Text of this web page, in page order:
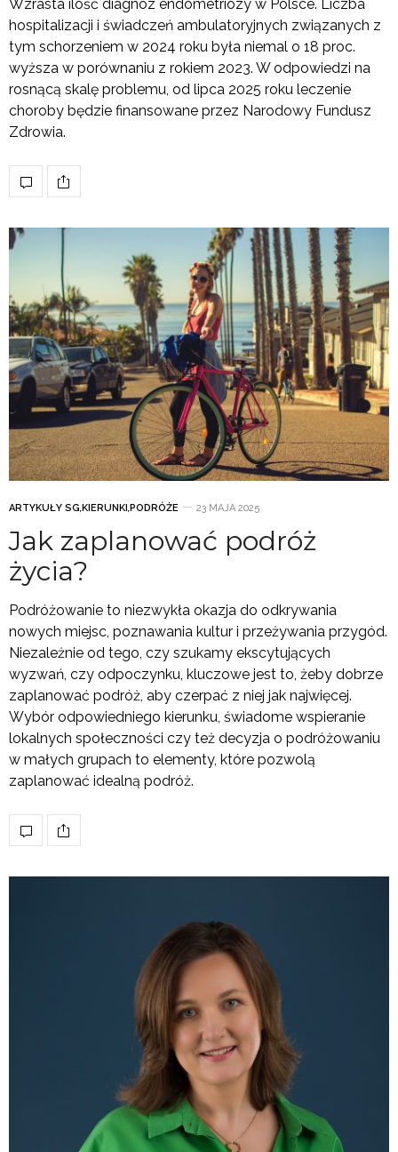
Wzrasta ilość diagnoz endometriozy w Polsce. Liczba
hospitalizacji i świadczeń ambulatoryjnych związanych z
tym schorzeniem w 2024 roku była niemal o 18 proc.
wyższa w porównaniu z rokiem 2023. W odpowiedzi na
rosnącą skalę problemu, od lipca 2025 roku leczenie
choroby będzie finansowane przez Narodowy Fundusz
Zdrowia.
ARTYKUŁY SG,KIERUNKI ,PODRÓŻE 23 MAJA 2025
Jak zaplanować podróż
życia?
Podróżowanie to niezwykła okazja do odkrywania
nowych miejsc, poznawania kultur i przeżywania przygód.
Niezależnie od tego, czy szukamy ekscytujących
wyzwań, czy odpoczynku, kluczowe jest to, żeby dobrze
zaplanować podróż, aby czerpać z niej jak najwięcej.
Wybór odpowiedniego kierunku, świadome wspieranie
lokalnych społeczności czy też decyzja o podróżowaniu
w małych grupach to elementy, które pozwolą
zaplanować idealną podróż.